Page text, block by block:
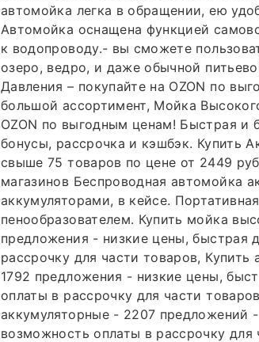
автомойка легка в обращении, ею
Автомойка оснащена функцией
к водопроводу.- вы сможете
озеро, ведро, и даже обычной
Давления – покупайте на OZON по
большой ассортимент, Мойка
OZON по выгодным ценам! Быстрая и
бонусы, рассрочка и кэшбэк. Купить
свыше 75 товаров по цене от 2449
магазинов Беспроводная автомойка
аккумуляторами, в кейсе.
пенообразователем. Купить мойка
предложения - низкие цены, быстрая
рассрочку для части товаров,
1792 предложения - низкие цены,
оплаты в рассрочку для части
аккумуляторные - 2207 предложений
возможность оплаты в рассрочку для